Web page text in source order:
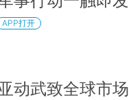
APP打开
动武致全球市场